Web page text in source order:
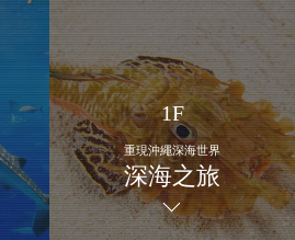
1F
重現沖繩深海世界
深海之旅